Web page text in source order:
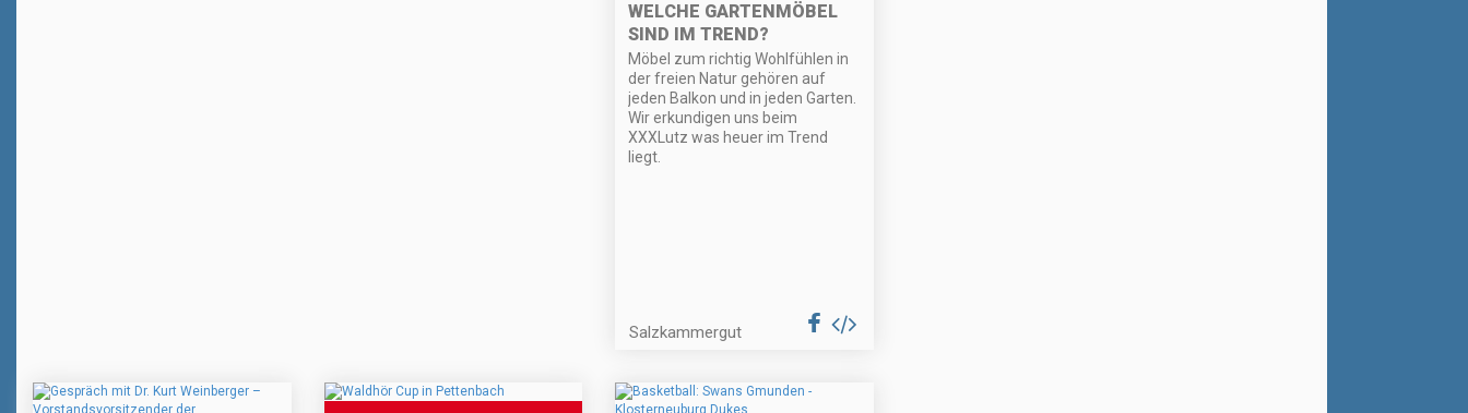
WELCHE GARTENMÖBEL
SIND IM TREND?
Möbel zum richtig Wohlfühlen in
der freien Natur gehören auf
jeden Balkon und in jeden Garten.
Wir erkundigen uns beim
XXXLutz was heuer im Trend
liegt.
Salzkammergut